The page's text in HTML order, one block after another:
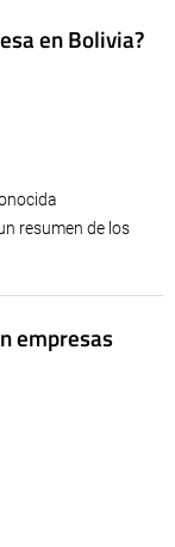
en Bolivia?
resumen de los
empresas